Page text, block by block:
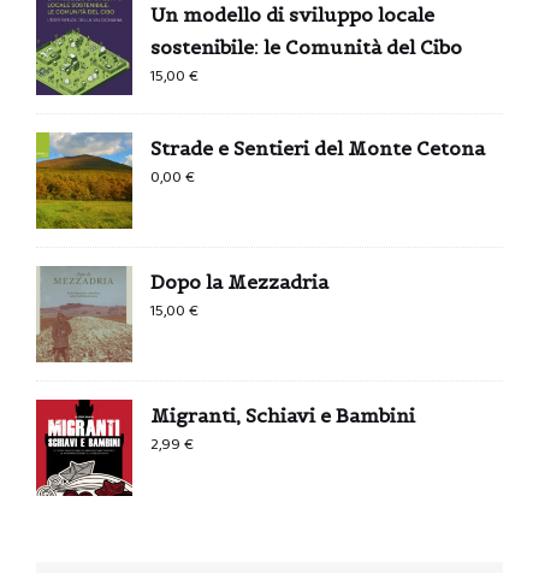
Un modello di sviluppo locale
sostenibile: le Comunità del Cibo
15,00€
Strade e Sentieri del Monte Cetona
0,00€
Dopo la Mezzadria
15,00€
Migranti, Schiavi e Bambini
2,99€